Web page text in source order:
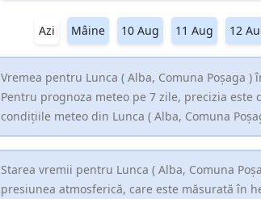
Azi Mâine 10 Aug 11 Aug 12
Vremea pentru Lunca ( Alba, Comuna Poşaga
Pentru prognoza meteo pe 7 zile, precizia
condițiile meteo din Lunca ( Alba, Comuna
Starea vremii pentru Lunca ( Alba, Comuna
presiunea atmosferică, care este măsurată în